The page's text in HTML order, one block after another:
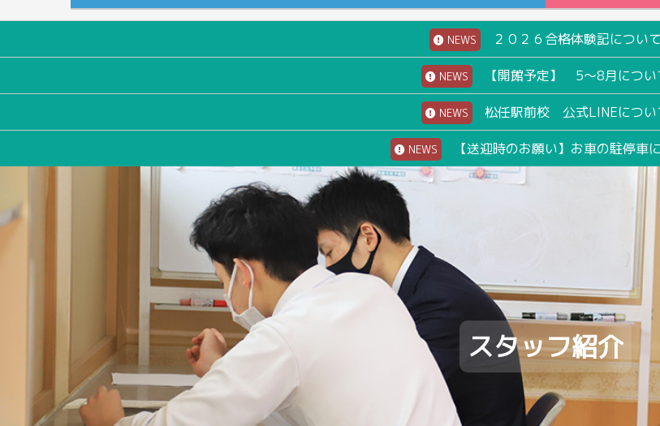
NEWS ２０２６合格体験記について
NEWS 【開館予定】 5～8月につい
NEWS 松任駅前校 公式LINEについ
NEWS 【送迎時のお願い】お車の駐停車
スタッフ紹介